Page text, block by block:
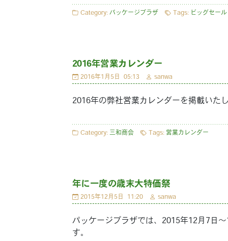
Category: パッケージプラザ Tags: ビッグセール
2016年営業カレンダー
2016年1月5日 05:13 sanwa
2016年の弊社営業カレンダーを掲載いた
Category: 三和商会 Tags: 営業カレンダー
年に一度の歳末大特価祭
2015年12月5日 11:20 sanwa
パッケージプラザでは、2015年12月7日
す。